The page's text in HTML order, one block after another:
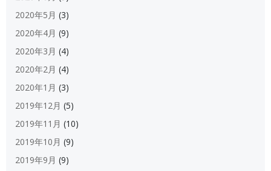
2020年5月 (3)
2020年4月 (9)
2020年3月 (4)
2020年2月 (4)
2020年1月 (3)
2019年12月 (5)
2019年11月 (10)
2019年10月 (9)
2019年9月 (9)